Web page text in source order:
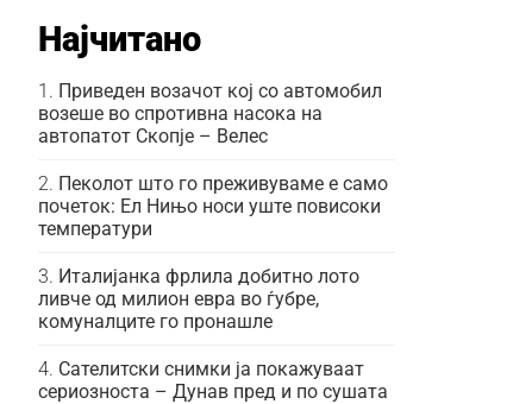
Најчитано
Приведен возачот кој со автомобил
возеше во спротивна насока на
автопатот Скопје – Велес
Пеколот што го преживуваме е само
почеток: Ел Нињо носи уште повисоки
температури
Италијанка фрлила добитно лото
ливче од милион евра во ѓубре,
комуналците го пронашле
Сателитски снимки ја покажуваат
сериозноста – Дунав пред и по сушата